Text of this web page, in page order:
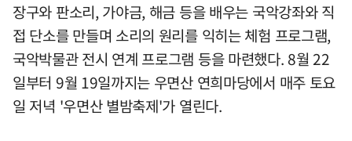
장구와 판소리, 가야금, 해금 등을 배우는 국악강좌와 직
접 단소를 만들며 소리의 원리를 익히는 체험 프로그램,
국악박물관 전시 연계 프로그램 등을 마련했다. 8월 22
일부터 9월 19일까지는 우면산 연희마당에서 매주 토요
일 저녁 '우면산 별밤축제'가 열린다.